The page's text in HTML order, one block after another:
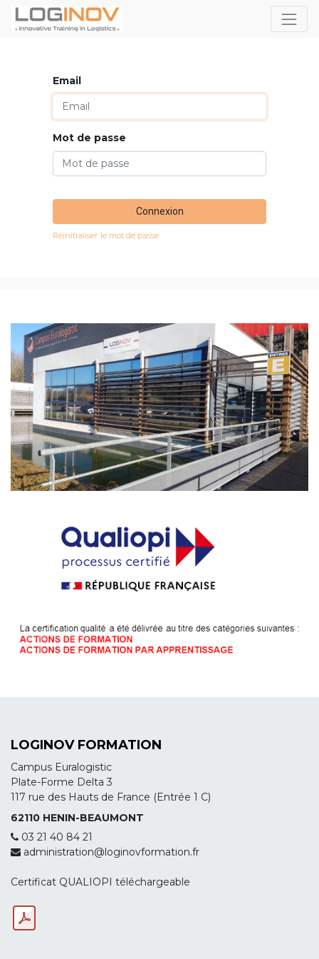
Email
Mot de passe
Connexion
Réinitialiser le mot de passe
LOGINOV FORMATION
Campus Euralogistic
Plate-Forme Delta 3
117 rue des Hauts de France (Entrée 1 C)
62110 HENIN-BEAUMONT
03 21 40 84 21
administration@loginovformation.fr
Certificat QUALIOPI téléchargeable